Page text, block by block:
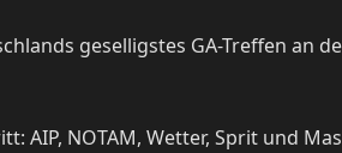
geselligstes GA-Treffen an
AIP, NOTAM, Wetter, Sprit und